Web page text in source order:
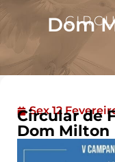
Dom
Sex 12
Circular de
Dom Milton